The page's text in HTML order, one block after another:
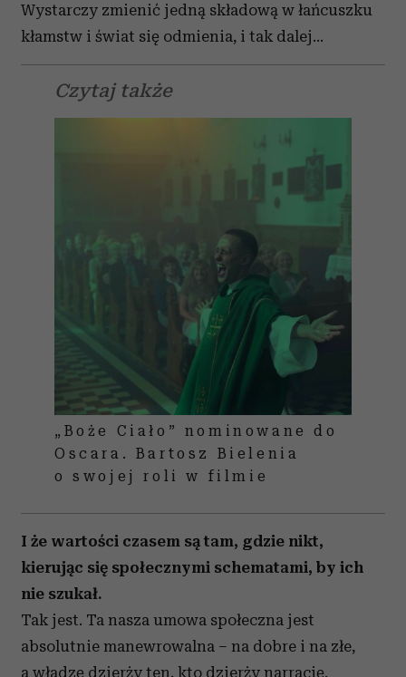
Wystarczy zmienić jedną składową w łańcuszku
kłamstw i świat się odmienia, i tak dalej…
Czytaj także
„Boże Ciało” nominowane do
Oscara. Bartosz Bielenia
o swojej roli w filmie
I że wartości czasem są tam, gdzie nikt,
kierując się społecznymi schematami, by ich
nie szukał.
Tak jest. Ta nasza umowa społeczna jest
absolutnie manewrowalna – na dobre i na złe,
a władzę dzierży ten, kto dzierży narrację.